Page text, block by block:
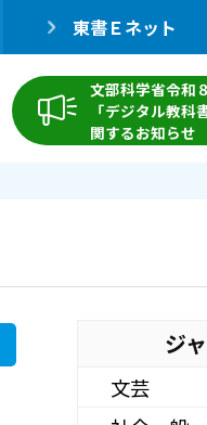
東書Ｅネット
文部科学省令和
「デジタル教科
関するお知らせ
ジ
文芸